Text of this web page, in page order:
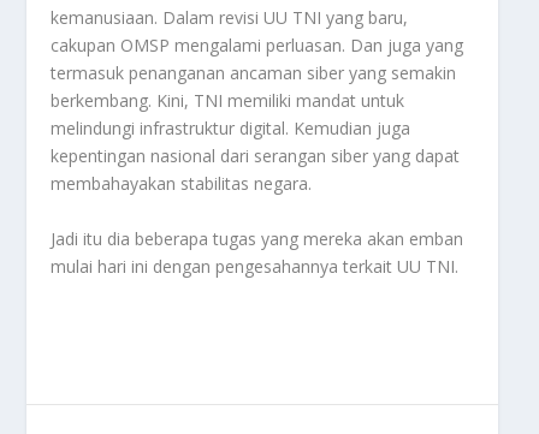
kemanusiaan. Dalam revisi UU TNI yang baru,
cakupan OMSP mengalami perluasan. Dan juga yang
termasuk penanganan ancaman siber yang semakin
berkembang. Kini, TNI memiliki mandat untuk
melindungi infrastruktur digital. Kemudian juga
kepentingan nasional dari serangan siber yang dapat
membahayakan stabilitas negara.
Jadi itu dia beberapa tugas yang mereka akan emban
mulai hari ini dengan pengesahannya terkait UU TNI.